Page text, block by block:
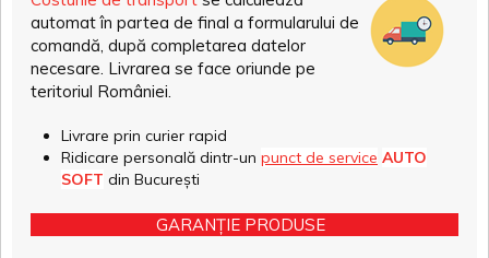
automat în partea de final a formularului de
comandă, după completarea datelor
necesare. Livrarea se face oriunde pe
teritoriul României.
Livrare prin curier rapid
Ridicare personală dintr-un punct de service AUTO
SOFT din București
GARANȚIE PRODUSE